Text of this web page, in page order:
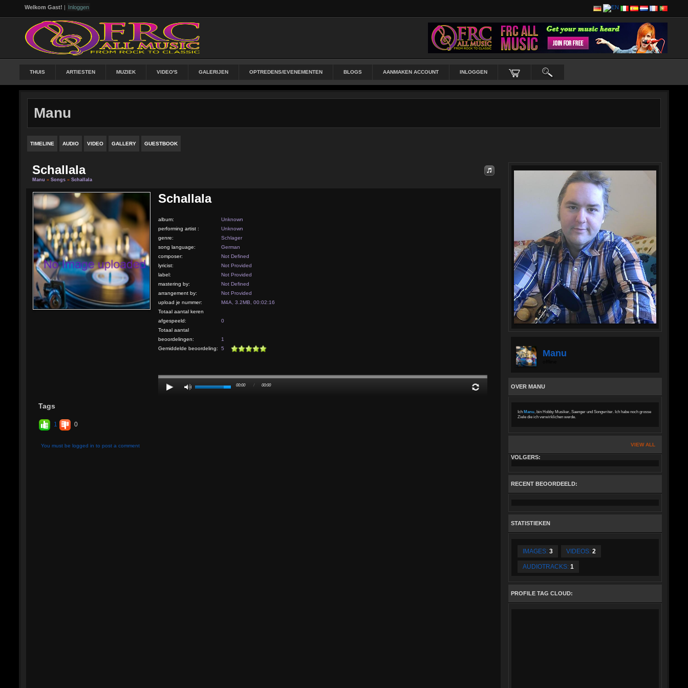
Welkom Gast! | Inloggen
THUIS ARTIESTEN MUZIEK VIDEO'S GALERIJEN OPTREDENS/EVENEMENTEN BLOGS AANMAKEN ACCOUNT INLOGGEN
Manu
TIMELINE AUDIO VIDEO GALLERY GUESTBOOK
Schallala
Manu » Songs » Schallala
Schallala
album:
Unknown
performing artist :
Unknown
genre:
Schlager
song language:
German
composer:
Not Defined
lyricist:
Not Provided
label:
Not Provided
mastering by:
Not Defined
arrangement by:
Not Provided
upload je nummer:
M4A, 3.2MB, 00:02:16
Totaal aantal keren
afgespeeld:
0
Totaal aantal
beoordelingen:
1
Gemiddelde beoordeling:
5
00:00 / 00:00
Tags
1 0
You must be logged in to post a comment
Manu
OVER MANU
IchManu, bin Hobby Musiker, Saenger und Songwriter. Ich habe noch grosse
Ziele die ich verwirklichen werde.
VIEW ALL
VOLGERS:
RECENT BEOORDEELD:
STATISTIEKEN
IMAGES: 3 VIDEOS: 2
AUDIOTRACKS: 1
PROFILE TAG CLOUD: